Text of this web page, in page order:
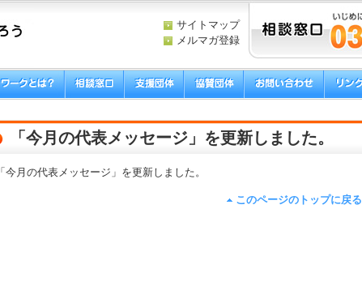
サイトマップ
メルマガ登録
「今月の代表メッセージ」を更新しました。
「今月の代表メッセージ」を更新しました。
このページのトップに戻る